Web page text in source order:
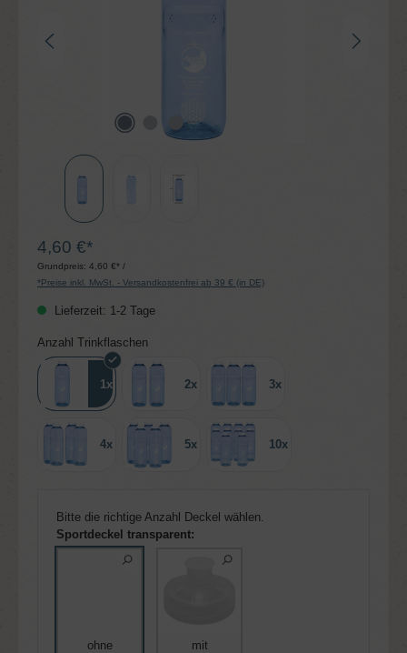
4,60 €*
Grundpreis: 4,60 €* /
*Preise inkl. MwSt. - Versandkostenfrei ab 39 € (in DE)
Lieferzeit: 1-2 Tage
Anzahl Trinkflaschenauswählen
1x 2x 3x
4x 5x 10x
Bitte die richtige Anzahl Deckel wählen.
Sportdeckel transparent:
ohne mit